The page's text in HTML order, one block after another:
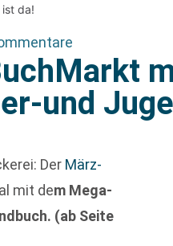
ist da!
und
Der März-
mit dem Mega-
(ab Seite